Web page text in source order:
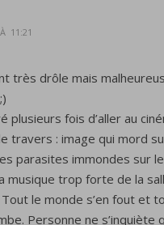
11:21
très drôle mais
plusieurs fois d’aller au
travers : image qui mord
parasites immondes sur
musique trop forte de la
Tout le monde s’en fout et
Personne ne s’inquiète